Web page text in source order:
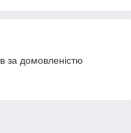
за домовленістю